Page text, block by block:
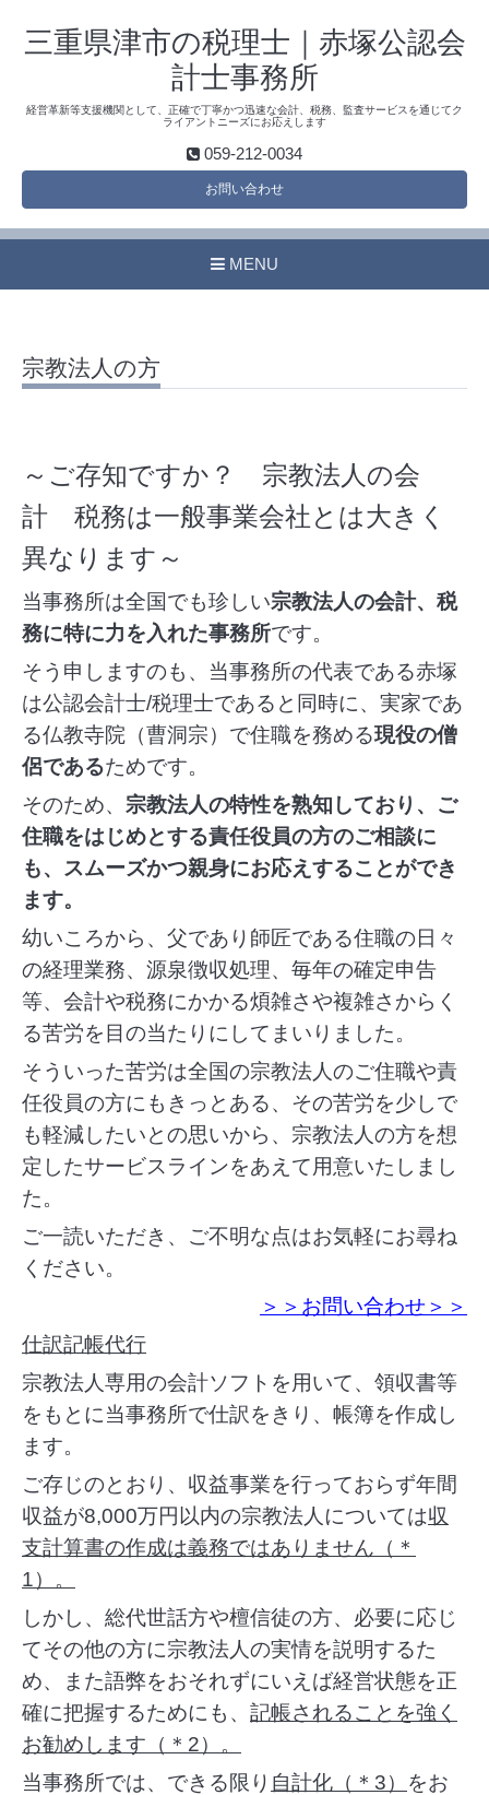
三重県津市の税理士｜赤塚公認会
計士事務所
経営革新等支援機関として、正確で丁寧かつ迅速な会計、税務、監査サービスを通じてク
ライアントニーズにお応えします
059-212-0034
お問い合わせ
MENU
宗教法人の方
～ご存知ですか？ 宗教法人の会
計 税務は一般事業会社とは大きく
異なります～
当事務所は全国でも珍しい宗教法人の会計、税
務に特に力を入れた事務所です。
そう申しますのも、当事務所の代表である赤塚
は公認会計士/税理士であると同時に、実家であ
る仏教寺院（曹洞宗）で住職を務める現役の僧
侶であるためです。
そのため、 宗教法人の特性を熟知しており、ご
住職をはじめとする責任役員の方のご相談に
も、スムーズかつ親身にお応えすることができ
ます。
幼いころから、父であり師匠である住職の日々
の経理業務、源泉徴収処理、毎年の確定申告
等、会計や税務にかかる煩雑さや複雑さからく
る苦労を目の当たりにしてまいりました。
そういった苦労は全国の宗教法人のご住職や責
任役員の方にもきっとある、その苦労を少しで
も軽減したいとの思いから、宗教法人の方を想
定したサービスラインをあえて用意いたしまし
た。
ご一読いただき、ご不明な点はお気軽にお尋ね
ください。
＞＞お問い合わせ＞＞
仕訳記帳代行
宗教法人専用の会計ソフトを用いて、領収書等
をもとに当事務所で仕訳をきり、帳簿を作成し
ます。
ご存じのとおり、収益事業を行っておらず年間
収益が8,000万円以内の宗教法人については収
支計算書の作成は義務ではありません（＊
1）。
しかし、総代世話方や檀信徒の方、必要に応じ
てその他の方に宗教法人の実情を説明するた
め、また語弊をおそれずにいえば経営状態を正
確に把握するためにも、 記帳されることを強く
お勧めします（＊2）。
当事務所では、できる限り 自計化（＊3） をお